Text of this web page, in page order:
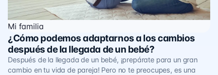
Mi familia
¿Cómo podemos adaptarnos a los cambios
después de la llegada de un bebé?
Después de la llegada de un bebé, ¡prepárate para un gran
cambio en tu vida de pareja! Pero no te preocupes, es una